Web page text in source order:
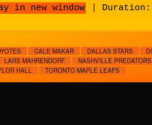
in new window
CALE MAKAR DALLAS STARS
LARS MAHRENDORF
NASHVILLE PREDATORS
HALL TORONTO MAPLE LEAFS